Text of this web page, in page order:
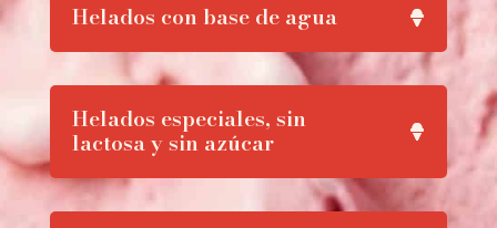
Helados con base de agua
Helados especiales, sin
lactosa y sin azúcar